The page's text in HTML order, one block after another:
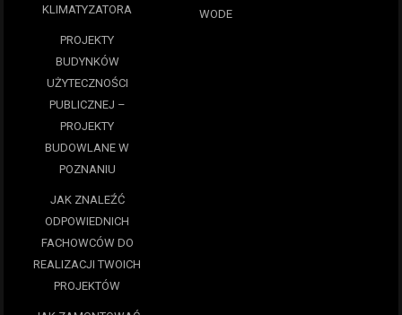
KLIMATYZATORA
PROJEKTY
BUDYNKÓW
UŻYTECZNOŚCI
PUBLICZNEJ –
PROJEKTY
BUDOWLANE W
POZNANIU
JAK ZNALEŹĆ
ODPOWIEDNICH
FACHOWCÓW DO
REALIZACJI TWOICH
PROJEKTÓW
WODE